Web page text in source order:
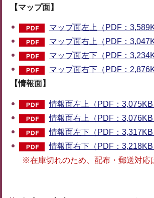
【マップ面】
マップ面左上（PDF：
マップ面右上（PDF：
マップ面左下（PDF：
マップ面右下（PDF：
【情報面】
情報面左上（PDF：3,075KB
情報面右上（PDF：3,076KB
情報面左下（PDF：3,317KB
情報面右下（PDF：3,218KB
※在庫切れのため、配布・郵送対応